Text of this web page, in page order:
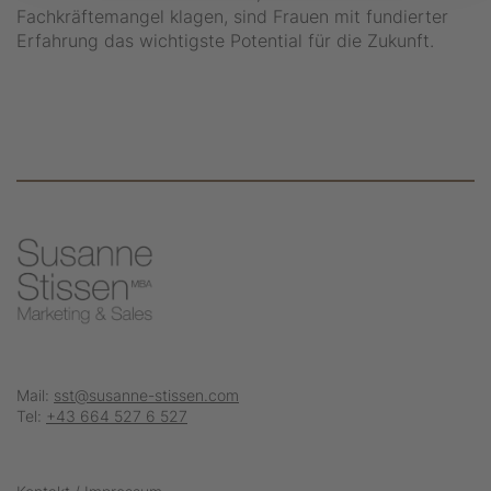
Fachkräftemangel klagen, sind Frauen mit fundierter
Erfahrung das wichtigste Potential für die Zukunft.
Mail: sst@susanne-stissen.com
Tel: +43 664 527 6 527